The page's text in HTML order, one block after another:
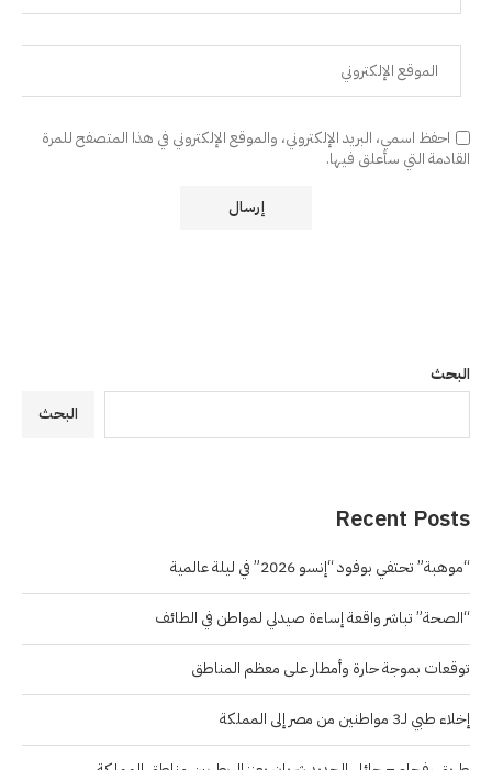
احفظ اسمي، البريد الإلكتروني، والموقع الإلكتروني في هذا المتصفح للمرة
القادمة التي سأعلق فيها.
البحث
البحث
Recent Posts
“موهبة” تحتفي بوفود “إنسو 2026” في ليلة عالمية
“الصحة” تباشر واقعة إساءة صيدلي لمواطن في الطائف
توقعات بموجة حارة وأمطار على معظم المناطق
إخلاء طبي لـ3 مواطنين من مصر إلى المملكة